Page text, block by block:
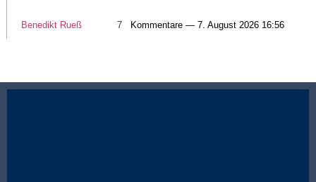
Benedikt Rueß 7 Kommentare — 7. August 2026 16:56